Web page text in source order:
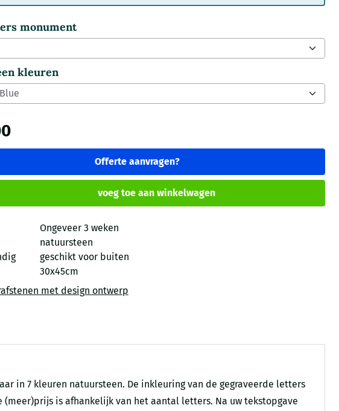
monument
kleuren
Offerte aanvragen?
voeg toe aan winkelwagen
Ongeveer 3 weken
natuursteen
geschikt voor buiten
30x45cm
met design ontwerp
in 7 kleuren natuursteen. De inkleuring van de gegraveerde letters
is afhankelijk van het aantal letters. Na uw tekstopgave